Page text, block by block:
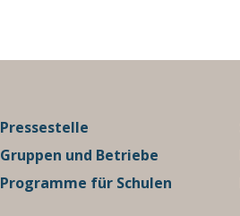
Pressestelle
Gruppen und Betriebe
Programme für Schulen